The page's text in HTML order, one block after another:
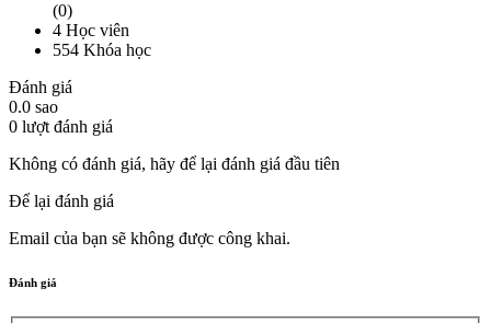
(0)
4 Học viên
554 Khóa học
Đánh giá
0.0 sao
0 lượt đánh giá
Không có đánh giá, hãy để lại đánh giá đầu tiên
Để lại đánh giá
Email của bạn sẽ không được công khai.
Đánh giá